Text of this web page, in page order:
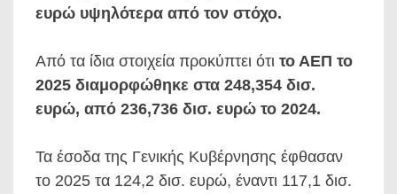
ευρώ υψηλότερα από τον στόχο.
Από τα ίδια στοιχεία προκύπτει ότι το ΑΕΠ το
2025 διαμορφώθηκε στα 248,354 δισ.
ευρώ, από 236,736 δισ. ευρώ το 2024.
Τα έσοδα της Γενικής Κυβέρνησης έφθασαν
το 2025 τα 124,2 δισ. ευρώ, έναντι 117,1 δισ.